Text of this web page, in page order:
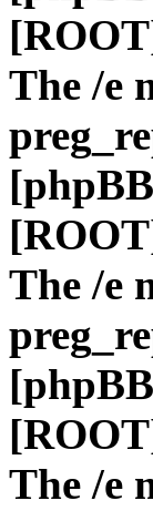
The /e
The /e
The /e